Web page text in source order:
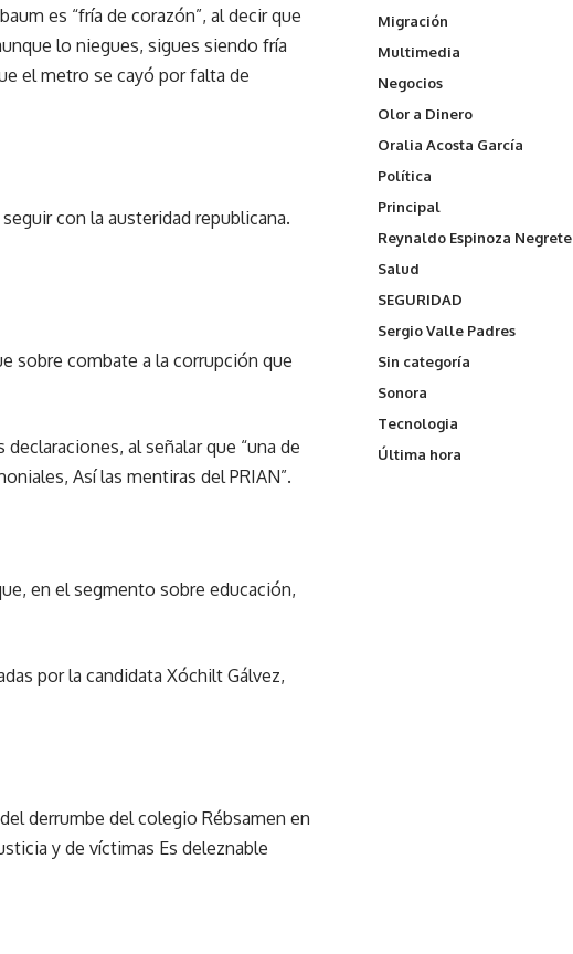
es “fría de corazón”, al decir que
lo niegues, sigues siendo fría
el metro se cayó por falta de
con la austeridad republicana.
sobre combate a la corrupción que
al señalar que “una de
Así las mentiras del PRIAN”.
en el segmento sobre educación,
por la candidata Xóchilt Gálvez,
derrumbe del colegio Rébsamen en
y de víctimas Es deleznable
Migración
Multimedia
Negocios
Olor a Dinero
Oralia Acosta García
Política
Principal
Reynaldo Espinoza Negrete
Salud
SEGURIDAD
Sergio Valle Padres
Sin categoría
Sonora
Tecnologia
Última hora